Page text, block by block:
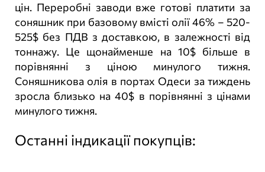
цін. Переробні заводи вже готові платити за
соняшник при базовому вмісті олії 46% – 520-
525$ без ПДВ з доставкою, в залежності від
тоннажу. Це щонайменше на 10$ більше в
порівнянні з ціною минулого тижня.
Соняшникова олія в портах Одеси за тиждень
зросла близько на 40$ в порівнянні з цінами
минулого тижня.
Останні індикації покупців: